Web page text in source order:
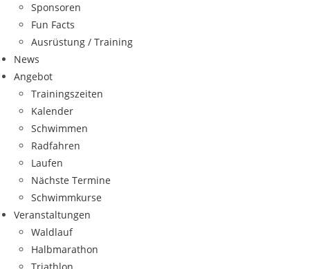
Sponsoren
Fun Facts
Ausrüstung / Training
News
Angebot
Trainingszeiten
Kalender
Schwimmen
Radfahren
Laufen
Nächste Termine
Schwimmkurse
Veranstaltungen
Waldlauf
Halbmarathon